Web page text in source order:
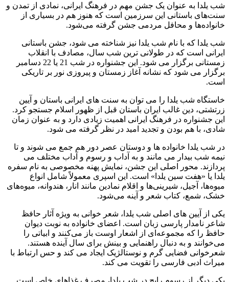
شب یلدا به عنوان یک جشن مهم در فرهنگ ایرانی، نمادی از تمدن و
سنت‌های باستانی این سرزمین است که هنوز هم در بسیاری از
خانواده‌ها و محافل مردمی جشن گرفته می‌شود.
شب یلدا که با نام شب یلدا نیز شناخته می شود، جشن باستانی
ایرانی است که در طولانی ترین شب سال، مصادف با انقلاب
زمستانی برگزار می شود. این جشنواره در شب 21 یا 22 دسامبر
برگزار می شود که نشانه آغاز زمستان و پیروزی نور بر تاریکی
است.
خاستگاه شب یلدا را می توان به سنت های ایرانی باستان و آیین
زرتشتی، دین غالب ایران باستان قبل از ظهور اسلام جستجو کرد.
این جشنواره در فرهنگ ایرانی اهمیت زیادی دارد و به عنوان زمان
شادی، با هم بودن و تجدید امید در نظر گرفته می شود.
در شب یلدا خانواده ها و دوستان عصر دور هم جمع می شوند و تا
نیمه شب بیدار می مانند و به آداب و رسوم و آداب مختلف می
پردازند. محور اصلی این جشن، نمایش پهنه مخصوصی به نام سفره
یلدا یا «هفت سین یلدا» است. این اسپری معمولاً شامل انواع
میوه‌ها، آجیل، شیرینی‌ها و اقلام نمادین مانند انار، هندوانه، میوه‌های
خشک، شمع، کتاب شعر و آینه می‌شود.
یکی از آیین های اصلی شب یلدا، شعر خوانی به ویژه آثار حافظ
شاعر نامدار پارسی زبان است. اعضای خانواده به نوبت دیوان
حافظ را که مجموعه‌ای از اشعار اوست باز می‌کنند و ابیاتی را
می‌خوانند و به دنبال راهنمایی و بینش برای سال آینده هستند.
شعرخوانی فضایی گرم و نوستالژیک ایجاد می کند و حس ارتباط با
میراث ادبی فارسی را تقویت می کند.
یکی دیگر از رسوم رایج در شب یلدا، مصرف غذاهای خاص است.